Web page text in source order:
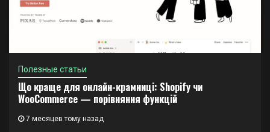
Полезные статьи
Що краще для онлайн-крамниці: Shopify чи
WooCommerce — порівняння функцій
7 месяцев тому назад